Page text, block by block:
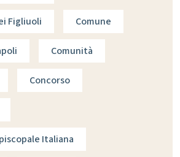
Figliuoli Comune
Comunità
Concorso
Italiana